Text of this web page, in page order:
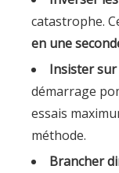
catastrophe.
en une
Insister
démarrage
essais
méthode.
Brancher